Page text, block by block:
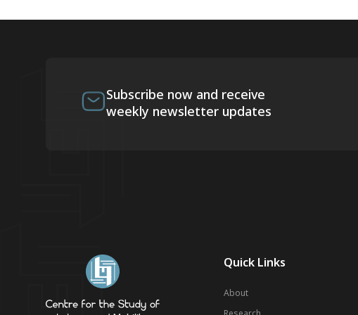
Subscribe now and receive
weekly newsletter updates
Quick Links
About